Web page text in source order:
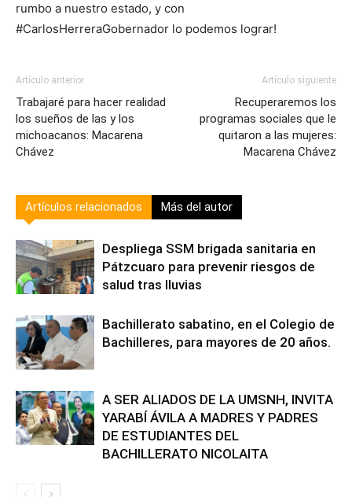
rumbo a nuestro estado, y con
#CarlosHerreraGobernador lo podemos lograr!
Artículo anterior
Trabajaré para hacer realidad
los sueños de las y los
michoacanos: Macarena
Chávez
Artículo siguiente
Recuperaremos los
programas sociales que le
quitaron a las mujeres:
Macarena Chávez
Artículos relacionados Más del autor
Despliega SSM brigada sanitaria en
Pátzcuaro para prevenir riesgos de
salud tras lluvias
Bachillerato sabatino, en el Colegio de
Bachilleres, para mayores de 20 años.
A SER ALIADOS DE LA UMSNH, INVITA
YARABÍ ÁVILA A MADRES Y PADRES
DE ESTUDIANTES DEL
BACHILLERATO NICOLAITA